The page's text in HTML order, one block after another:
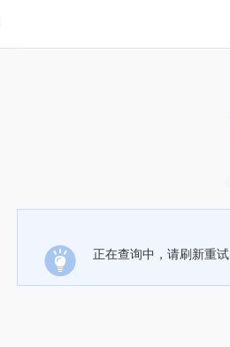
正在查询中，请刷新重试